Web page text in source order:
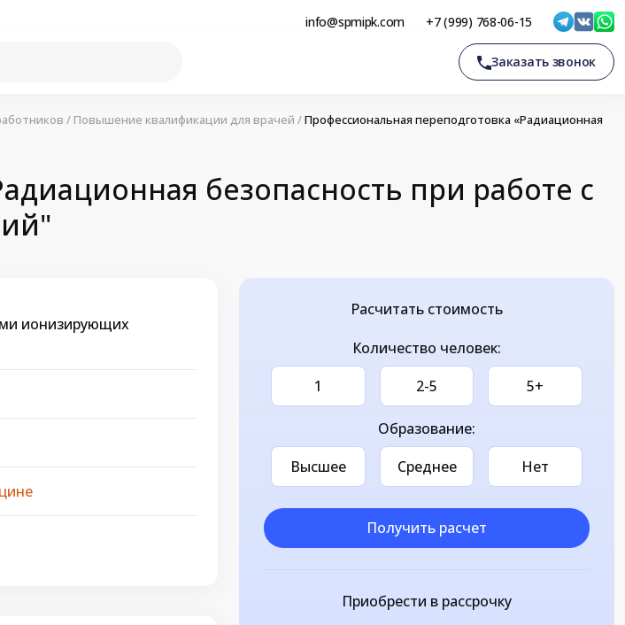
info@spmipk.com +7 (999) 768-06-15
Заказать звонок
/ Повышение квалификации для врачей /Профессиональная переподготовка «Радиационная
безопасность при работе с
ионизирующих
Расчитать стоимость
Количество человек:
1
2-5 5+
Образование:
Высшее
Среднее Нет
Получить расчет
Приобрести в рассрочку